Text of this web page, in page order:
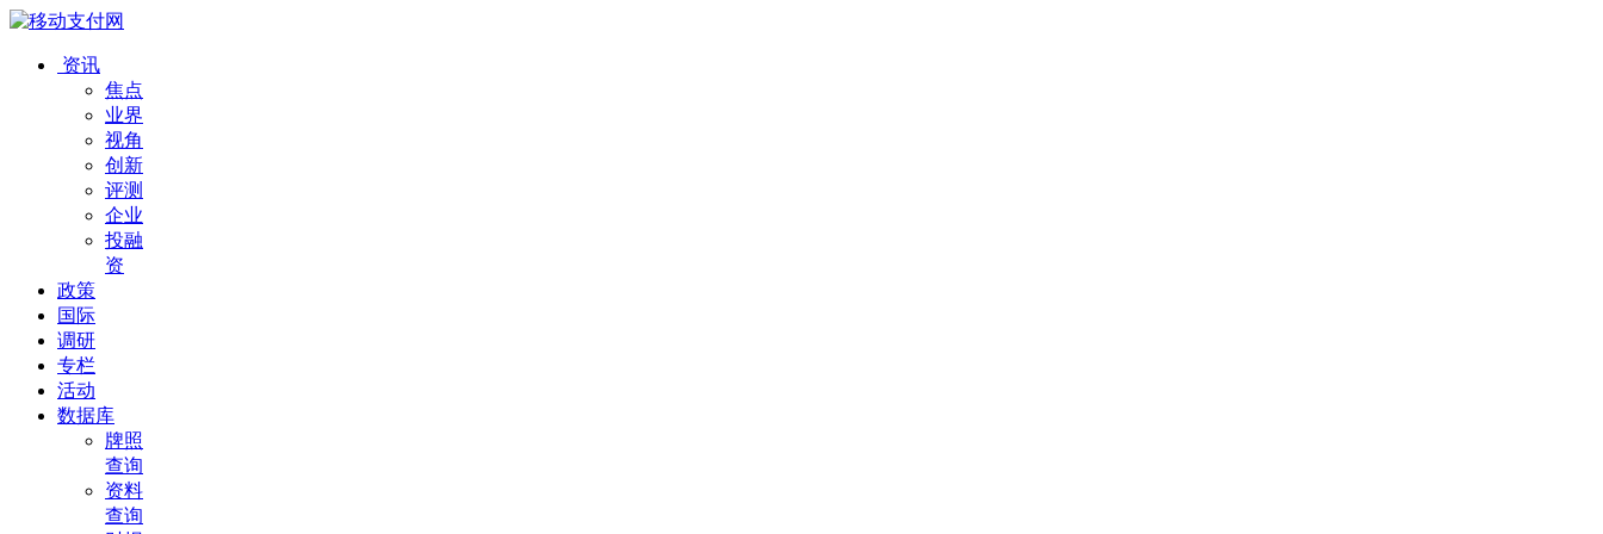
资讯
焦点
业界
视角
创新
评测
企业
投融
资
政策
国际
调研
专栏
活动
数据库
牌照
查询
资料
查询